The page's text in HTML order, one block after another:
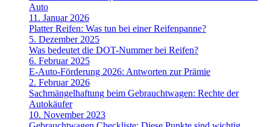
Auto
11. Januar 2026
Platter Reifen: Was tun bei einer Reifenpanne?
5. Dezember 2025
Was bedeutet die DOT-Nummer bei Reifen?
6. Februar 2025
E-Auto-Förderung 2026: Antworten zur Prämie
2. Februar 2026
Sachmängelhaftung beim Gebrauchtwagen: Rechte der
Autokäufer
10. November 2023